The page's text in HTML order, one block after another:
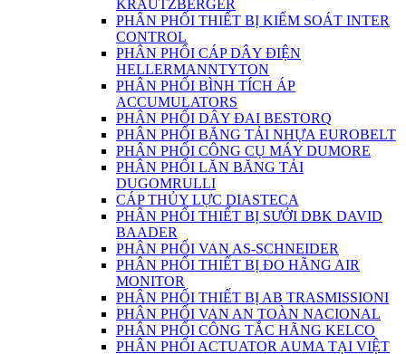
KRAUTZBERGER
PHÂN PHỐI THIẾT BỊ KIỂM SOÁT INTER
CONTROL
PHÂN PHỐI CÁP DÂY ĐIỆN
HELLERMANNTYTON
PHÂN PHỐI BÌNH TÍCH ÁP
ACCUMULATORS
PHÂN PHỐI DÂY ĐAI BESTORQ
PHÂN PHỐI BĂNG TẢI NHỰA EUROBELT
PHÂN PHỐI CÔNG CỤ MÁY DUMORE
PHÂN PHỐI LĂN BĂNG TẢI
DUGOMRULLI
CÁP THỦY LỰC DIASTECA
PHÂN PHỐI THIẾT BỊ SƯỞI DBK DAVID
BAADER
PHÂN PHỐI VAN AS-SCHNEIDER
PHÂN PHỐI THIẾT BỊ ĐO HÃNG AIR
MONITOR
PHÂN PHỐI THIẾT BỊ AB TRASMISSIONI
PHÂN PHỐI VAN AN TOÀN NACIONAL
PHÂN PHỐI CÔNG TẮC HÃNG KELCO
PHÂN PHỐI ACTUATOR AUMA TẠI VIỆT